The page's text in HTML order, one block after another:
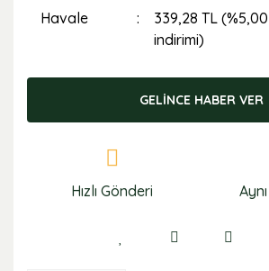
Havale
339,28 TL
indirimi)
GELİNCE HABER VER
Hızlı Gönderi